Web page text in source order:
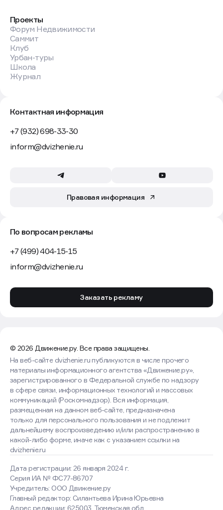
Проекты
Форум Недвижимости
Саммит
Клуб
Урбан-туры
Школа
Журнал
Контактная информация
+7 (932) 698-33-30
inform@dvizhenie.ru
Правовая информация
По вопросам рекламы
+7 (499) 404-15-15
inform@dvizhenie.ru
Заказать рекламу
© 2026 Движение.ру. Все права защищены.
Дата регистрации: 26 января 2024 г.
Серия ИА № ФС77-86707
Учредитель: ООО Движение.ру
Главный редактор: Силантьева Ирина Юрьевна
Адрес редакции: 625003, Тюменская обл.,
На веб-сайте dvizhenie.ru публикуются в числе прочего
материалы информационного агентства «Движение.ру»,
зарегистрированного в Федеральной службе по надзору
в сфере связи, информационных технологий и массовых
коммуникаций (Роскомнадзор). Вся информация,
размещенная на данном веб-сайте, предназначена
только для персонального пользования и не подлежит
дальнейшему воспроизведению и/или распространению в
какой-либо форме, иначе как с указанием ссылки на
dvizhenie.ru